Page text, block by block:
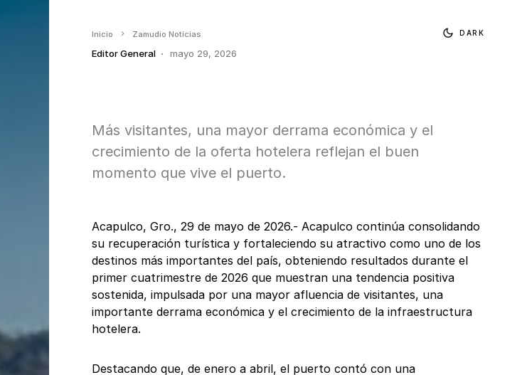
Inicio Zamudio Noticias
Editor General mayo 29, 2026
DARK
Más visitantes, una mayor derrama económica y el
crecimiento de la oferta hotelera reflejan el buen
momento que vive el puerto.
Acapulco, Gro., 29 de mayo de 2026.- Acapulco continúa consolidando
su recuperación turística y fortaleciendo su atractivo como uno de los
destinos más importantes del país, obteniendo resultados durante el
primer cuatrimestre de 2026 que muestran una tendencia positiva
sostenida, impulsada por una mayor afluencia de visitantes, una
importante derrama económica y el crecimiento de la infraestructura
hotelera.
Destacando que, de enero a abril, el puerto contó con una